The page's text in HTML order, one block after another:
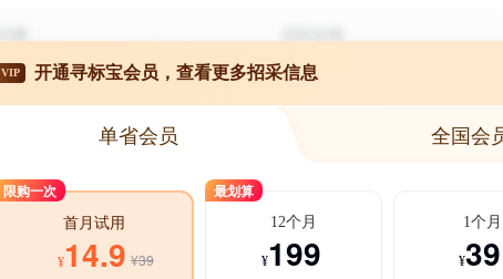
VIP 开通寻标宝会员，查看更多招采信息
单省会员 全国会
限购一次
首月试用
¥14.9 ¥39
最划算
12个月
¥199
1个月
¥39